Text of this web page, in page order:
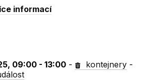
informací
09:00 - 13:00 - kontejnery -